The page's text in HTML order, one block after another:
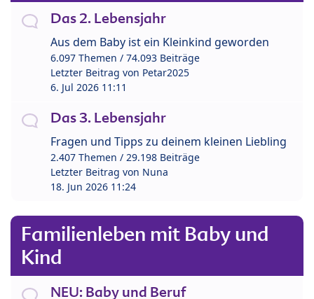
Das 2. Lebensjahr
Aus dem Baby ist ein Kleinkind geworden
6.097 Themen / 74.093 Beiträge
Letzter Beitrag von Petar2025
6. Jul 2026 11:11
Das 3. Lebensjahr
Fragen und Tipps zu deinem kleinen Liebling
2.407 Themen / 29.198 Beiträge
Letzter Beitrag von Nuna
18. Jun 2026 11:24
Familienleben mit Baby und
Kind
NEU: Baby und Beruf